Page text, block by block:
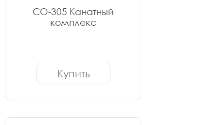
СО-305 Канатный
комплекс
Купить